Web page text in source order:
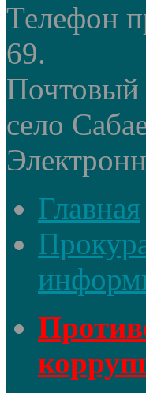
Телефон
69.
Почтовый
село
Главная